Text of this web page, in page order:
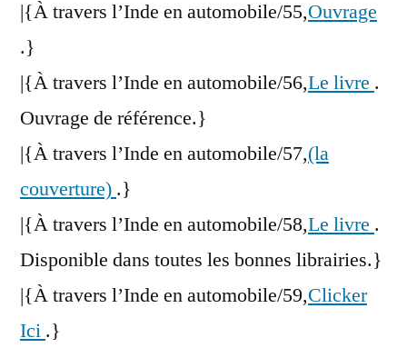
|{À travers l’Inde en automobile/55,Ouvrage
.}
|{À travers l’Inde en automobile/56,Le livre .
Ouvrage de référence.}
|{À travers l’Inde en automobile/57,(la
couverture) .}
|{À travers l’Inde en automobile/58,Le livre .
Disponible dans toutes les bonnes librairies.}
|{À travers l’Inde en automobile/59,Clicker
Ici .}